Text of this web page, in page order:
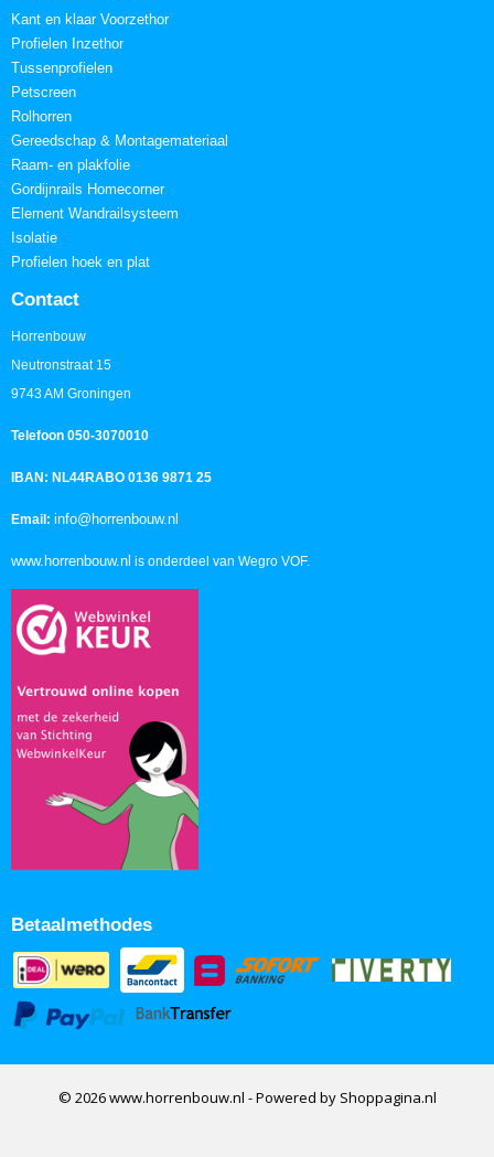
Kant en klaar Voorzethor
Profielen Inzethor
Tussenprofielen
Petscreen
Rolhorren
Gereedschap & Montagemateriaal
Raam- en plakfolie
Gordijnrails Homecorner
Element Wandrailsysteem
Isolatie
Profielen hoek en plat
Contact
Horrenbouw
Neutronstraat 15
9743 AM Groningen
Telefoon 050-3070010
IBAN: NL44RABO 0136 9871 25
Email: info@horrenbouw.nl
www.horrenbouw.nl is onderdeel van Wegro VOF.
Betaalmethodes
© 2026 www.horrenbouw.nl - Powered by Shoppagina.nl